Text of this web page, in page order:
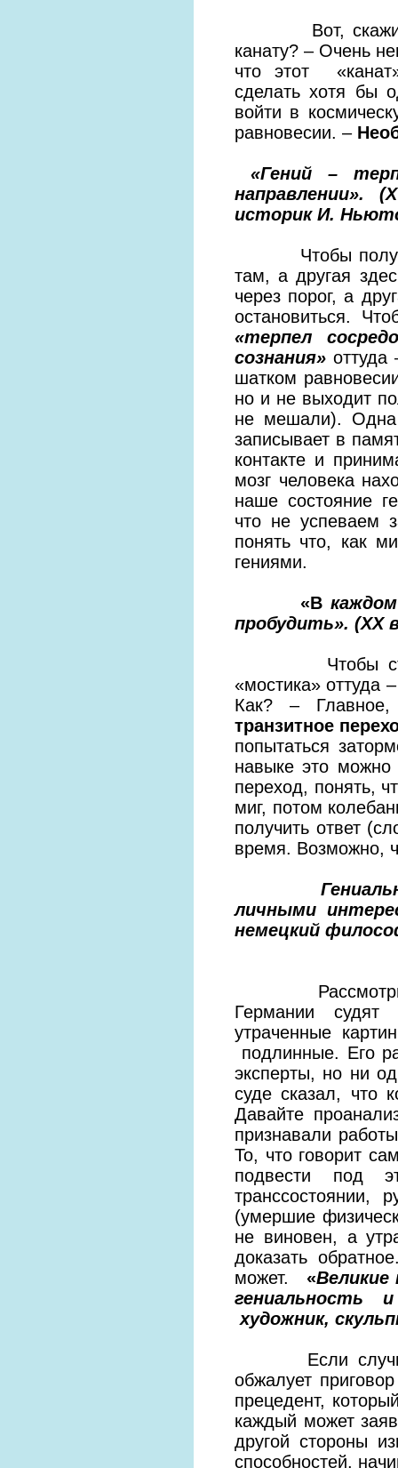
Вот, скажите,
канату? – Очень
что этот
сделать хотя бы
войти в
равновесии. –
«Гений –
направлении». (
историк И.
Чтобы
там, а другая
через порог, а
остановиться.
«терпел
сознания»
шатком
но и не выходит
не мешали). Одна
записывает в
контакте и
мозг человека
наше состояние
что не успеваем
понять что, как
гениями.
«В
пробудить». (XX
Чтобы стать
«мостика» оттуда
Как? –
транзитное
попытаться
навыке это
переход, понять,
миг, потом
получить ответ
время. Возможно,
Гениальный
личными
немецкий
Рассмотрим
Германии судят
утраченные
подлинные. Его
эксперты, но ни
суде сказал, что
Давайте
признавали
То, что говорит
подвести под
транссостоянии,
(умершие
не виновен, а
доказать
может. «Великие
гениальность
художник,
Если
обжалует
прецедент,
каждый может
другой стороны
способностей,